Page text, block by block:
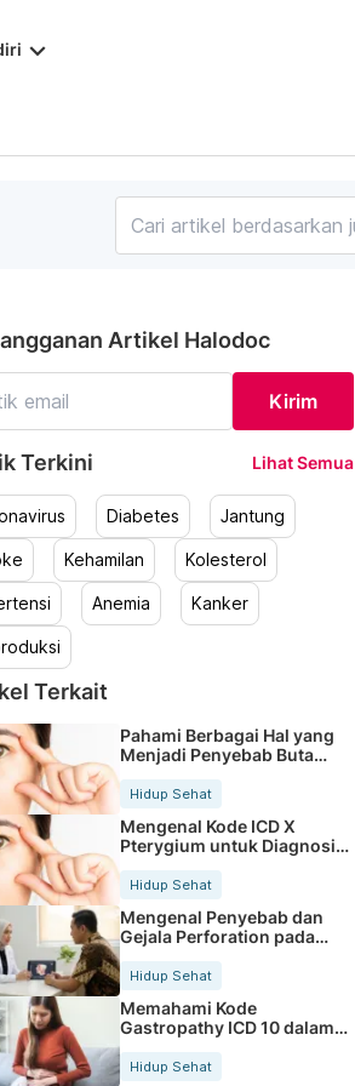
keyboard_arrow_down
Artikel Halodoc
Kirim
Terkini Lihat Semua
Diabetes Jantung
Kehamilan Kolesterol
Anemia Kanker
Terkait
Pahami Berbagai Hal yang
Menjadi Penyebab Buta
Hidup Sehat
Mengenal Kode ICD X
Pterygium untuk Diagnosis
Hidup Sehat
Mengenal Penyebab dan
Gejala Perforation pada
Tubuh
Hidup Sehat
Memahami Kode
Gastropathy ICD 10 dalam
Rekam Medis Pasien
Hidup Sehat